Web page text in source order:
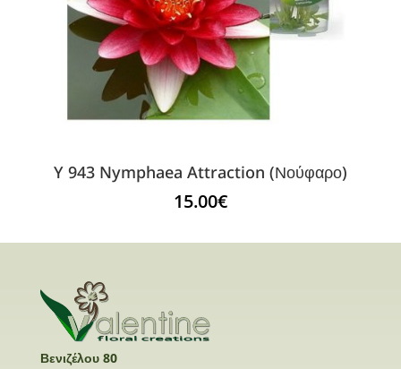
Y 943 Nymphaea Attraction (Νούφαρο)
15.00€
Βενιζέλου 80